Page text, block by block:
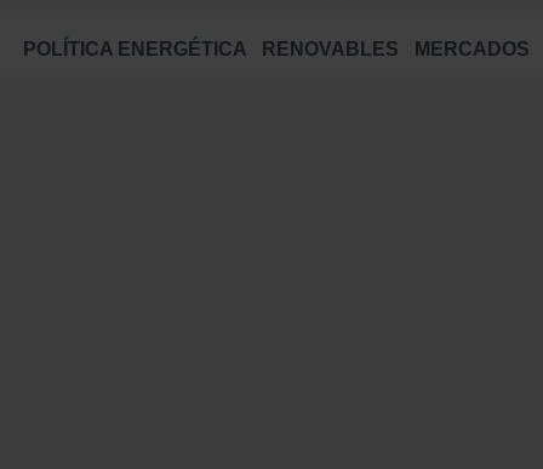
POLÍTICA ENERGÉTICA RENOVABLES MERCADOS